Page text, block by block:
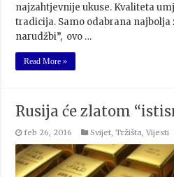
najzahtjevnije ukuse. Kvaliteta
tradicija. Samo odabrana najbolja
narudžbi”, ovo …
Read More »
Rusija će zlatom
feb 26, 2016 Svijet ,Tržišta ,Vijesti